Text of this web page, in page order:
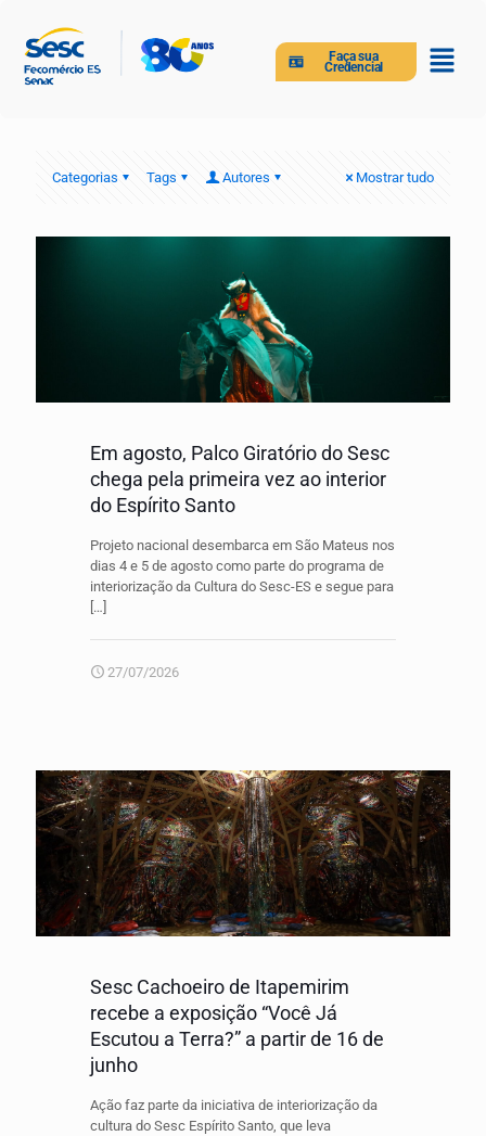
Faça sua
Credencial
Categorias Tags Autores Mostrar tudo
Em agosto, Palco Giratório do Sesc
chega pela primeira vez ao interior
do Espírito Santo
Projeto nacional desembarca em São Mateus nos
dias 4 e 5 de agosto como parte do programa de
interiorização da Cultura do Sesc-ES e segue para
[…]
27/07/2026
Sesc Cachoeiro de Itapemirim
recebe a exposição “Você Já
Escutou a Terra?” a partir de 16 de
junho
Ação faz parte da iniciativa de interiorização da
cultura do Sesc Espírito Santo, que leva